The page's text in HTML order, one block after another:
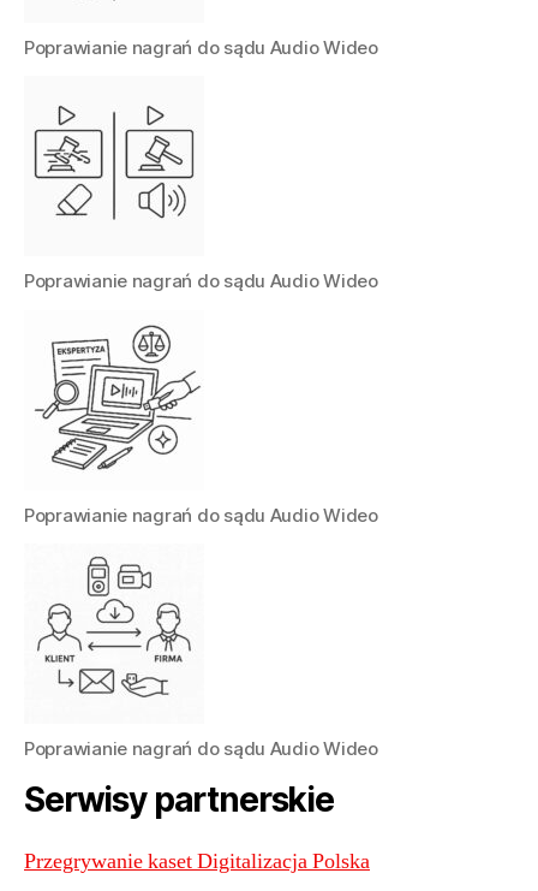
Poprawianie nagrań do sądu Audio Wideo
Poprawianie nagrań do sądu Audio Wideo
Poprawianie nagrań do sądu Audio Wideo
Poprawianie nagrań do sądu Audio Wideo
Serwisy partnerskie
Przegrywanie kaset Digitalizacja Polska